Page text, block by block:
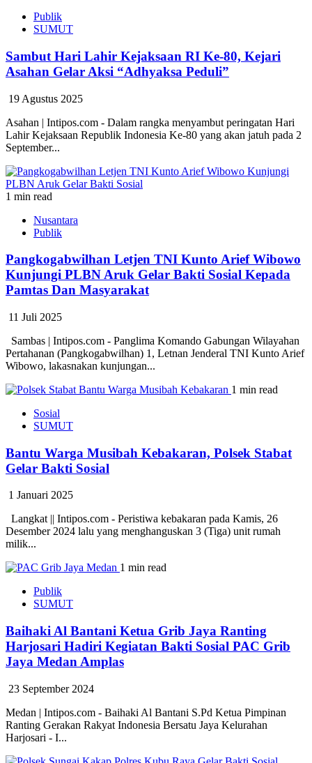
Publik
SUMUT
Sambut Hari Lahir Kejaksaan RI Ke-80, Kejari
Asahan Gelar Aksi “Adhyaksa Peduli”
19 Agustus 2025
Asahan | Intipos.com - Dalam rangka menyambut peringatan Hari
Lahir Kejaksaan Republik Indonesia Ke-80 yang akan jatuh pada 2
September...
1 min read
Nusantara
Publik
Pangkogabwilhan Letjen TNI Kunto Arief Wibowo
Kunjungi PLBN Aruk Gelar Bakti Sosial Kepada
Pamtas Dan Masyarakat
11 Juli 2025
Sambas | Intipos.com - Panglima Komando Gabungan Wilayahan
Pertahanan (Pangkogabwilhan) 1, Letnan Jenderal TNI Kunto Arief
Wibowo, lakasnakan kunjungan...
1 min read
Sosial
SUMUT
Bantu Warga Musibah Kebakaran, Polsek Stabat
Gelar Bakti Sosial
1 Januari 2025
Langkat || Intipos.com - Peristiwa kebakaran pada Kamis, 26
Desember 2024 lalu yang menghanguskan 3 (Tiga) unit rumah
milik...
1 min read
Publik
SUMUT
Baihaki Al Bantani Ketua Grib Jaya Ranting
Harjosari Hadiri Kegiatan Bakti Sosial PAC Grib
Jaya Medan Amplas
23 September 2024
Medan | Intipos.com - Baihaki Al Bantani S.Pd Ketua Pimpinan
Ranting Gerakan Rakyat Indonesia Bersatu Jaya Kelurahan
Harjosari - I...